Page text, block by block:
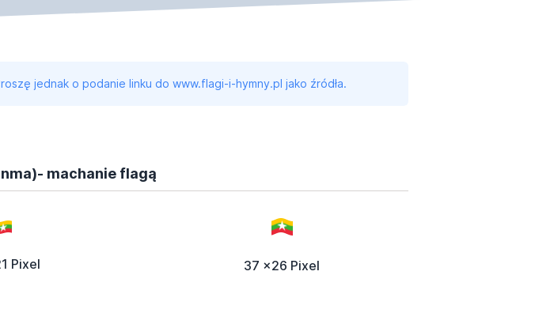
jednak o podanie linku do www.flagi-i-hymny.pl jako źródła.
machanie flagą
Pixel 37 x26 Pixel